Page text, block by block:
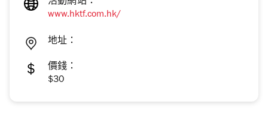
www.hktf.com.hk/
地址：
價錢：
$30